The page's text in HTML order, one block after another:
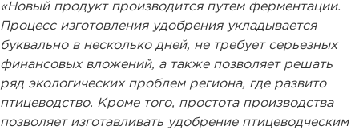
«Новый продукт производится путем ферментации.
Процесс изготовления удобрения укладывается
буквально в несколько дней, не требует серьезных
финансовых вложений, а также позволяет решать
ряд экологических проблем региона, где развито
птицеводство. Кроме того, простота производства
позволяет изготавливать удобрение птицеводческим